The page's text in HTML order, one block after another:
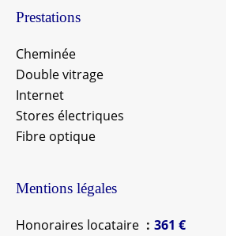
Prestations
Cheminée
Double vitrage
Internet
Stores électriques
Fibre optique
Mentions légales
Honoraires locataire
361 €